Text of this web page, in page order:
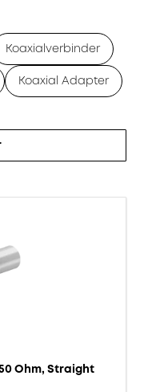
Koaxialverbinder
Koaxial Adapter
50 Ohm, Straight